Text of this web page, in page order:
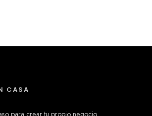
CASA